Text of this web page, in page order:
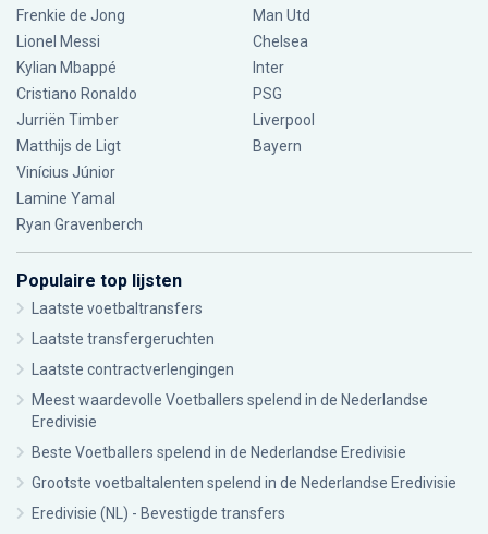
Frenkie de Jong
Lionel Messi
Kylian Mbappé
Cristiano Ronaldo
Jurriën Timber
Matthijs de Ligt
Vinícius Júnior
Lamine Yamal
Ryan Gravenberch
Man Utd
Chelsea
Inter
PSG
Liverpool
Bayern
Populaire top lijsten
Laatste voetbaltransfers
Laatste transfergeruchten
Laatste contractverlengingen
Meest waardevolle Voetballers spelend in de Nederlandse
Eredivisie
Beste Voetballers spelend in de Nederlandse Eredivisie
Grootste voetbaltalenten spelend in de Nederlandse Eredivisie
Eredivisie (NL) - Bevestigde transfers